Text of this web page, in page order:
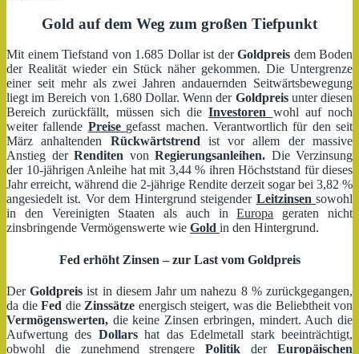
Gold auf dem Weg zum großen Tiefpunkt
Mit einem Tiefstand von 1.685 Dollar ist derGoldpreis dem Boden
der Realität wieder ein Stück näher gekommen. Die Untergrenze
einer seit mehr als zwei Jahren andauernden Seitwärtsbewegung
liegt im Bereich von 1.680 Dollar. Wenn der Goldpreisunter diesen
Bereich zurückfällt, müssen sich dieInvestoren wohl auf noch
weiter fallende Preise gefasst machen. Verantwortlich für den seit
März anhaltenden Rückwärtstrend ist vor allem der massive
Anstieg der Renditen von Regierungsanleihen. Die Verzinsung
der 10-jährigen Anleihe hat mit 3,44 % ihren Höchststand für dieses
Jahr erreicht, während die 2-jährige Rendite derzeit sogar bei 3,82 %
angesiedelt ist. Vor dem Hintergrund steigender Leitzinsen sowohl
in den Vereinigten Staaten als auch inEuropa geraten nicht
zinsbringende Vermögenswerte wie Gold in den Hintergrund.
Fed erhöht Zinsen – zur Last vom Goldpreis
DerGoldpreis ist in diesem Jahr um nahezu 8 % zurückgegangen,
da die Fed die Zinssätze energisch steigert, was die Beliebtheit von
Vermögenswerten, die keine Zinsen erbringen, mindert. Auch die
Aufwertung des Dollarshat das Edelmetall stark beeinträchtigt,
obwohl die zunehmend strengerePolitik derEuropäischen